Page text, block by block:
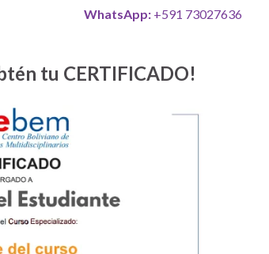
WhatsApp: +591 73027636
tu CERTIFICADO!